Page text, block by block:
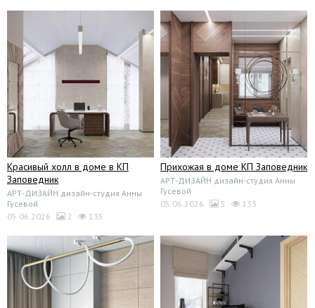
Красивый холл в доме в КП
Заповедник
АРТ-ДИЗАЙН дизайн-студия Анны
Гусевой
05.06.2026
2 135
Прихожая в доме КП Заповедник
АРТ-ДИЗАЙН дизайн-студия Анны
Гусевой
05.06.2026
5 133